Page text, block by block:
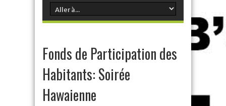
Fonds de Participation des
Habitants: Soirée
Hawaienne